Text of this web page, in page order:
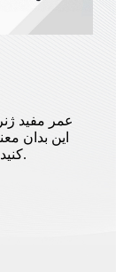
کنید، می‌توانید حدود 33 سال از آن استفاده کنید.